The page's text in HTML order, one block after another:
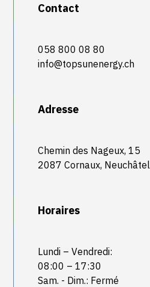
Contact
058 800 08 80
info@topsunenergy.ch
Adresse
Chemin des Nageux, 15
2087 Cornaux, Neuchâtel
Horaires
Lundi – Vendredi:
08:00 – 17:30
Sam. - Dim.: Fermé